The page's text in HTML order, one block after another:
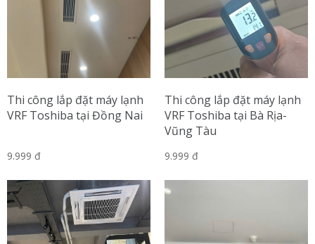
Thi công lắp đặt máy lạnh
VRF Toshiba tại Đồng Nai
9.999 đ
Thi công lắp đặt máy lạnh
VRF Toshiba tại Bà Rịa-
Vũng Tàu
9.999 đ